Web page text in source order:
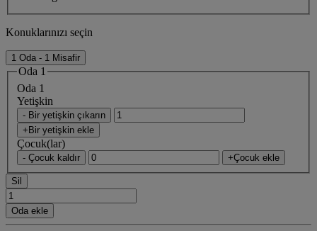
Konuklarınızı seçin
1 Oda - 1 Misafir
Oda 1
Oda 1
Yetişkin
- Bir yetişkin çıkarın
+Bir yetişkin ekle
Çocuk(lar)
- Çocuk kaldır +Çocuk ekle
Sil
Oda ekle